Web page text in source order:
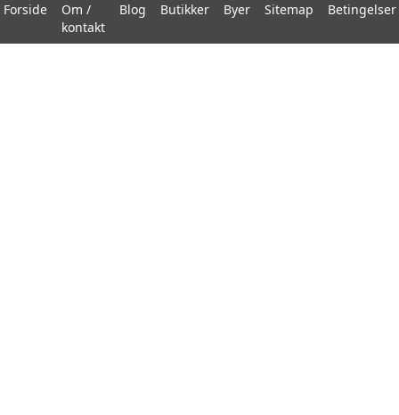
Forside
Om /
kontakt
Blog Butikker Byer Sitemap Betingelser